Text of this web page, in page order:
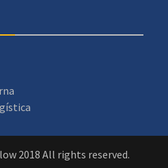
2018 All rights reserved.